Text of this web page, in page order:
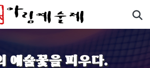
예술꽃을 피우다.